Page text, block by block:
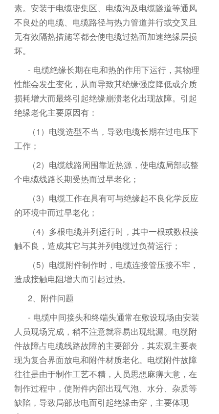
素。安装于电缆密集区、电缆沟及电缆隧道等通风
不良处的电缆、电缆路径与热力管道并行或交叉且
无有效隔热措施等都会使电缆过热而加速绝缘层损
坏。
- 电缆绝缘长期在电和热的作用下运行，其物理
性能会发生变化，从而导致其绝缘强度降低或介质
损耗增大而最终引起绝缘崩溃老化出现故障。引起
绝缘老化主要原因有：
（1）电缆选型不当，导致电缆长期在过电压下
工作；
（2）电缆线路周围靠近热源，使电缆局部或整
个电缆线路长期受热而过早老化；
（3）电缆工作在具有可与绝缘起不良化学反应
的环境中而过早老化；
（4）多根电缆并列运行时，其中一根或数根接
触不良，造成其它与其并列电缆过负荷运行；
（5）电缆附件制作时，电缆连接管压接不牢，
造成接触电阻增大而引起过热。
2、附件问题
- 电缆中间接头和终端头通常在敷设现场由安装
人员现场完成，稍不注意就容易出现纰漏。电缆附
件故障占电缆线路故障的主要部分，其宏观主要表
现为复合界面放电和附件材质老化。电缆附件故障
往往是由于制作工艺不精，人员思想麻痹大意，在
制作过程中，使附件内部出现气泡、水分、杂质等
缺陷，导致局部放电而引起绝缘击穿，主要体现